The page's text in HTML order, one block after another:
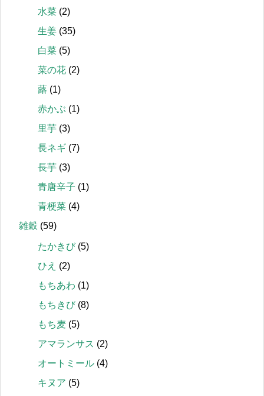
水菜 (2)
生姜 (35)
白菜 (5)
菜の花 (2)
蕗 (1)
赤かぶ (1)
里芋 (3)
長ネギ (7)
長芋 (3)
青唐辛子 (1)
青梗菜 (4)
雑穀 (59)
たかきび(5)
ひえ (2)
もちあわ (1)
もちきび(8)
もち麦 (5)
アマランサス (2)
オートミール (4)
キヌア (5)